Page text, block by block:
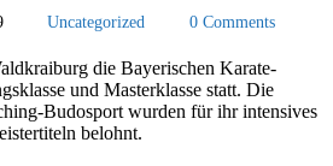
Uncategorized 0 Comments
die Bayerischen Karate-
und Masterklasse statt. Die
Budosport wurden für ihr intensives
belohnt.